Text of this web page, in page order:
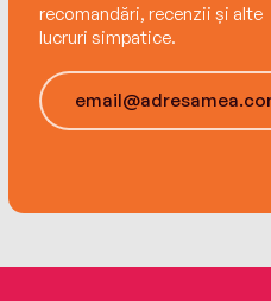
recomandări, recenzii și alte
lucruri simpatice.